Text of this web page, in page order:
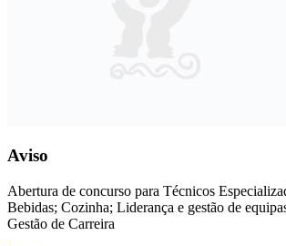
Aviso
Abertura de concurso para Técnicos
Bebidas; Cozinha; Liderança e gestão de
Gestão de Carreira